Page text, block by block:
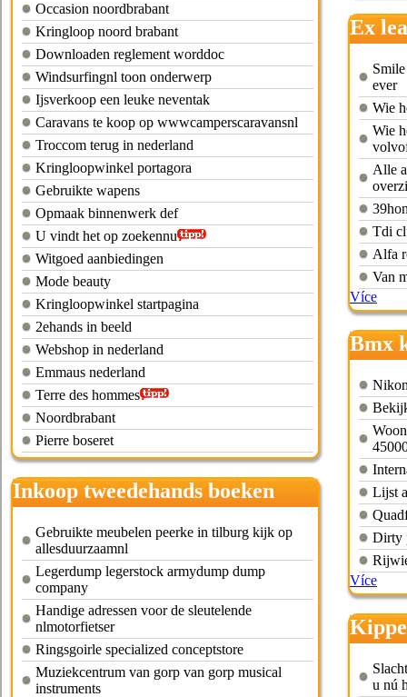
Occasion noordbrabant
Kringloop noord brabant
Downloaden reglement worddoc
Windsurfingnl toon onderwerp
Ijsverkoop een leuke neventak
Caravans te koop op wwwcamperscaravansnl
Troccom terug in nederland
Kringloopwinkel portagora
Gebruikte wapens
Opmaak binnenwerk def
U vindt het op zoekennu
Witgoed aanbiedingen
Mode beauty
Kringloopwinkel startpagina
2ehands in beeld
Webshop in nederland
Emmaus nederland
Terre des hommes
Noordbrabant
Pierre boseret
Inkoop tweedehands boeken
noord brabant
Gebruikte meubelen peerke in tilburg kijk op
allesduurzaamnl
Legerdump legerstock armydump dump
company
Handige adressen voor de sleutelende
nlmotorfietser
Ringsgoirle specialized conceptstore
Muziekcentrum van gorp van gorp musical
instruments
Ex
ever
Wie
Wie
Alle
Tdi
Alfa
Van
Více
Bmx
Lijst
Dirty
Více
u nú